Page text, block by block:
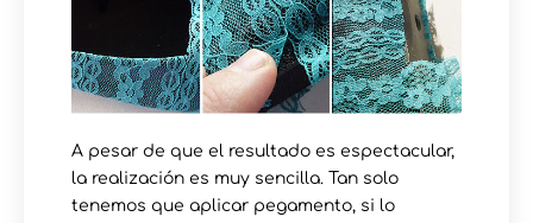
A pesar de que el resultado es espectacular,
la realización es muy sencilla. Tan solo
tenemos que aplicar pegamento, si lo